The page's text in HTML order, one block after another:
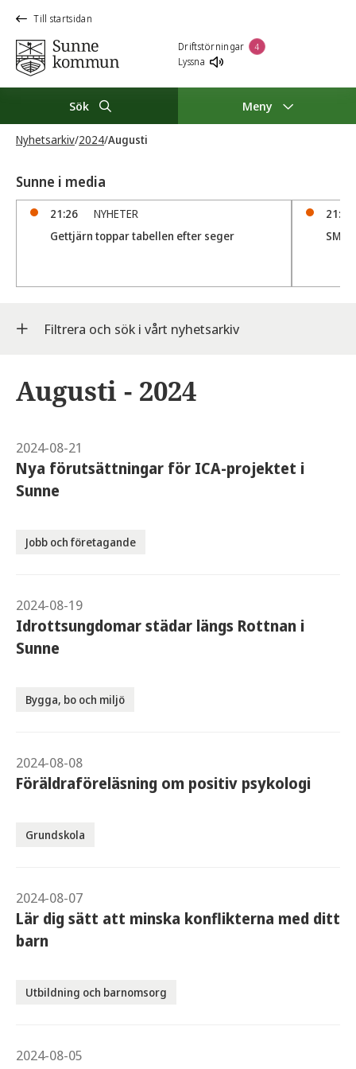
Till startsidan
Driftstörningar 4
Lyssna
Sök Meny
Nyhetsarkiv/2024/Augusti
Sunne i media
21:26
NYHETER
Gettjärn toppar tabellen efter seger
21:05
SM
Filtrera och sök i vårt nyhetsarkiv
Augusti - 2024
2024-08-21
Nya förutsättningar för ICA-projektet i
Sunne
Jobb och företagande
2024-08-19
Idrottsungdomar städar längs Rottnan i
Sunne
Bygga, bo och miljö
2024-08-08
Föräldraföreläsning om positiv psykologi
Grundskola
2024-08-07
Lär dig sätt att minska konflikterna med ditt
barn
Utbildning och barnomsorg
2024-08-05